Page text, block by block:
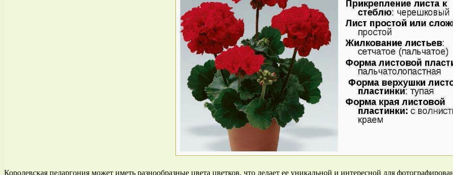
Королевская пеларгония может иметь разнообразные цвета цветков, что делает ее уникальной и интересной для